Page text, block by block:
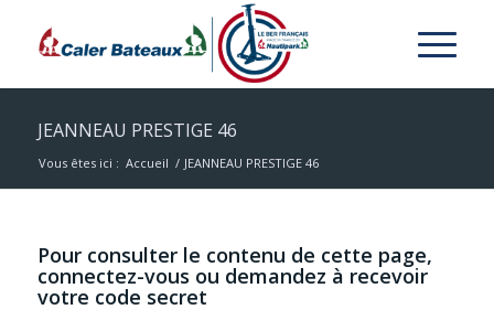
JEANNEAU PRESTIGE 46
Vous êtes ici : Accueil / JEANNEAU PRESTIGE 46
Pour consulter le contenu de cette page,
connectez-vous ou demandez à recevoir
votre code secret